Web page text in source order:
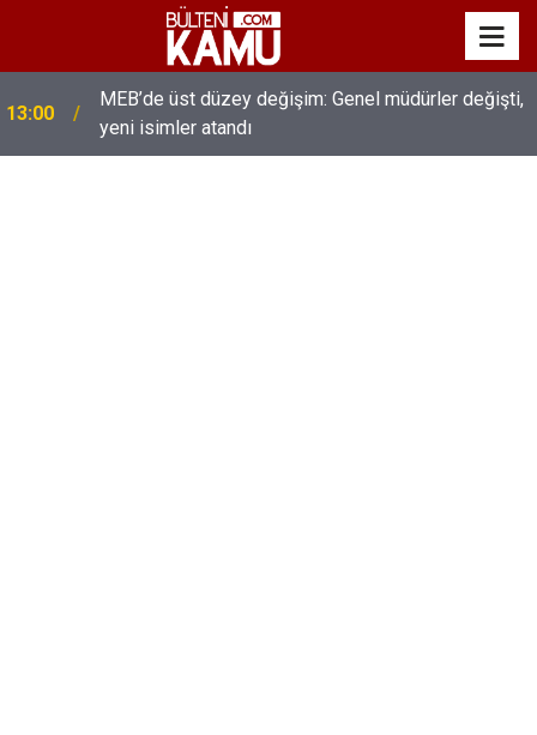
13:00
MEB’de üst düzey değişim: Genel müdürler değişti,
yeni isimler atandı